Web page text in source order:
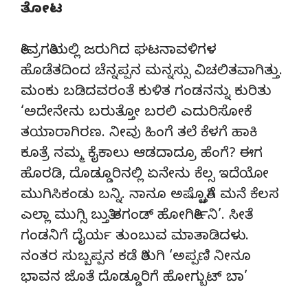
ತೋಟ
ತೀವ್ರಗತಿಯಲ್ಲಿ ಜರುಗಿದ ಘಟನಾವಳಿಗಳ
ಹೊಡೆತದಿಂದ ಚೆನ್ನಪ್ಪನ ಮನ್ನಸ್ಸು ವಿಚಲಿತವಾಗಿತ್ತು.
ಮಂಕು ಬಡಿದವರಂತೆ ಕುಳಿತ ಗಂಡನನ್ನು ಕುರಿತು
‘ಅದೇನೇನು ಬರುತ್ತೋ ಬರಲಿ ಎದುರಿಸೋಕೆ
ತಯಾರಾಗಿರಣ. ನೀವು ಹಿಂಗೆ ತಲೆ ಕೆಳಗೆ ಹಾಕಿ
ಕೂತ್ರೆ ನಮ್ಮ ಕೈಕಾಲು ಆಡದಾದ್ರೂ ಹೆಂಗೆ? ಈಗ
ಹೊರಡಿ, ದೊಡ್ಡೂರಿನಲ್ಲಿ ಏನೇನು ಕೆಲ್ಸ ಇದೆಯೋ
ಮುಗಿಸಿಕಂಡು ಬನ್ನಿ. ನಾನೂ ಅಷ್ಟೊತ್ತಿಗೆ ಮನೆ ಕೆಲಸ
ಎಲ್ಲಾ ಮುಗ್ಸಿ ಬುತ್ತಿ ತಗಂಡ್ ಹೋಗಿರ್ತೀನಿ’. ಸೀತೆ
ಗಂಡನಿಗೆ ದೈರ್ಯ ತುಂಬುವ ಮಾತಾಡಿದಳು.
ನಂತರ ಸುಬ್ಬಪ್ಪನ ಕಡೆ ತಿರುಗಿ ‘ಅಪ್ಪಣಿ ನೀನೂ
ಭಾವನ ಜೊತೆ ದೊಡ್ಡೂರಿಗೆ ಹೋಗ್ಬುಟ್ ಬಾ’